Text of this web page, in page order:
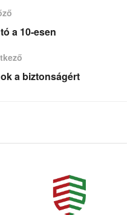
a 10-esen
a biztonságért